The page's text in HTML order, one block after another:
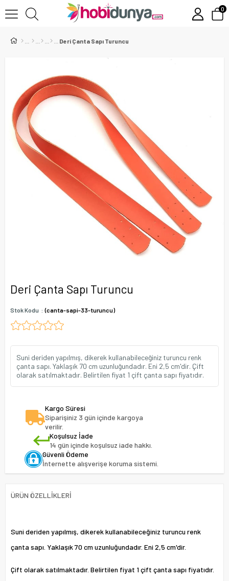
0
Deri Çanta Sapı Turuncu
Deri Çanta Sapı Turuncu
Stok Kodu (canta-sapi-33-turuncu)
Suni deriden yapılmış, dikerek kullanabileceğiniz turuncu renk
çanta sapı. Yaklaşık 70 cm uzunluğundadır. Eni 2,5 cm'dir. Çift
olarak satılmaktadır. Belirtilen fiyat 1 çift çanta sapı fiyatıdır.
Kargo Süresi
Siparişiniz 3 gün içinde kargoya
verilir.
Koşulsuz İade
14 gün içinde koşulsuz iade hakkı.
Güvenli Ödeme
İnternette alışverişe koruma sistemi.
ÜRÜN ÖZELLIKLERI
Suni deriden yapılmış, dikerek kullanabileceğiniz turuncu renk
çanta sapı. Yaklaşık 70 cm uzunluğundadır. Eni 2,5 cm'dir.
Çift olarak satılmaktadır. Belirtilen fiyat 1 çift çanta sapı fiyatıdır.